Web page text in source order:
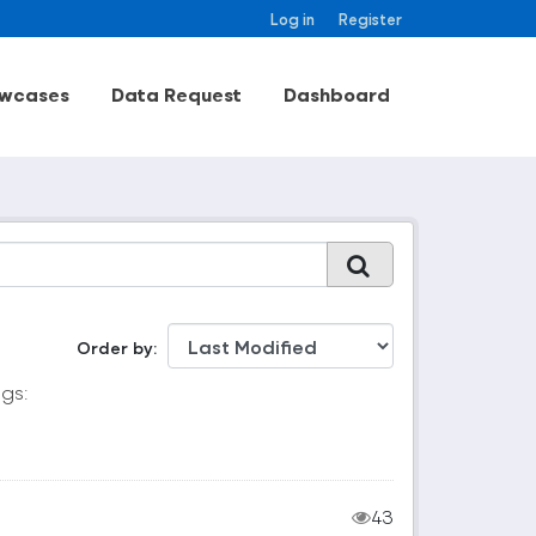
Log in Register
Data Request Dashboard
Order by
43